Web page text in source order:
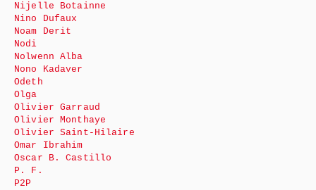
Nijelle Botainne
Nino Dufaux
Noam Derit
Nodi
Nolwenn Alba
Nono Kadaver
Odeth
Olga
Olivier Garraud
Olivier Monthaye
Olivier Saint-Hilaire
Omar Ibrahim
Oscar B. Castillo
P. F.
P2P